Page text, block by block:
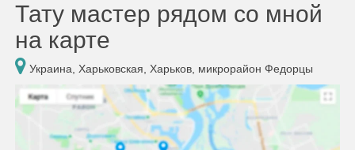
Тату мастер рядом со мной
на карте
Украина, Харьковская, Харьков, микрорайон Федорцы